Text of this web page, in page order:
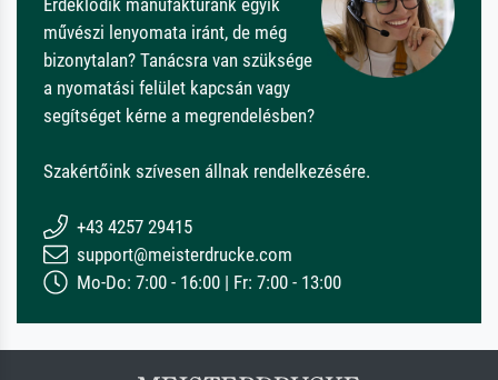
Érdeklődik manufaktúránk egyik
művészi lenyomata iránt, de még
bizonytalan? Tanácsra van szüksége
a nyomatási felület kapcsán vagy
segítséget kérne a megrendelésben?
Szakértőink szívesen állnak rendelkezésére.
+43 4257 29415
support@meisterdrucke.com
Mo-Do: 7:00 - 16:00 | Fr: 7:00 - 13:00